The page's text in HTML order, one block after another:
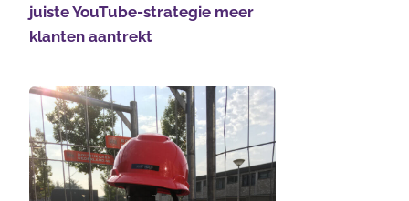
juiste YouTube-strategie meer
klanten aantrekt